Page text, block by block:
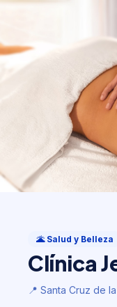
Clínica Jesús
📍 Santa Cruz de la
🌋 Salud y Belleza
Clínica
📍 Santa Cruz de